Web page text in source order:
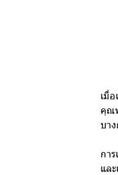
เมื่
คุณ
บา
กา
แล